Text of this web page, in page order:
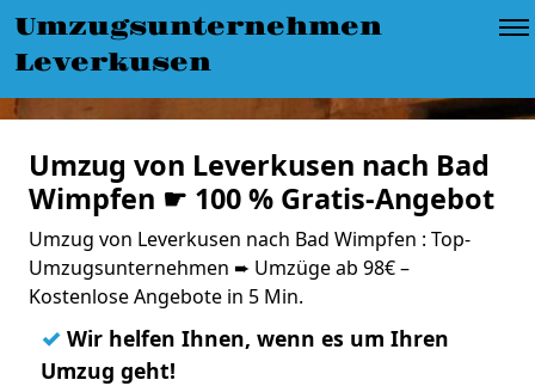
Umzugsunternehmen
Leverkusen
Umzug von Leverkusen nach Bad
Wimpfen ☛ 100 % Gratis-Angebot
Umzug von Leverkusen nach Bad Wimpfen : Top-
Umzugsunternehmen ➨ Umzüge ab 98€ –
Kostenlose Angebote in 5 Min.
✓ Wir helfen Ihnen, wenn es um Ihren
Umzug geht!